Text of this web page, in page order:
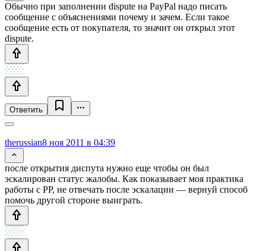
Обычно при заполнении dispute на PayPal надо писать
сообщение с объяснениями почему и зачем. Если такое
сообщение есть от покупателя, то значит он открыл этот
dispute.
Ответить
therussian8 ноя 2011 в 04:39
после открытия диспута нужно еще чтобы он был
эскалирован статус жалобы. Как показывает моя практика
работы с PP, не отвечать после эскалации — вернуй способ
помочь другой стороне выиграть.